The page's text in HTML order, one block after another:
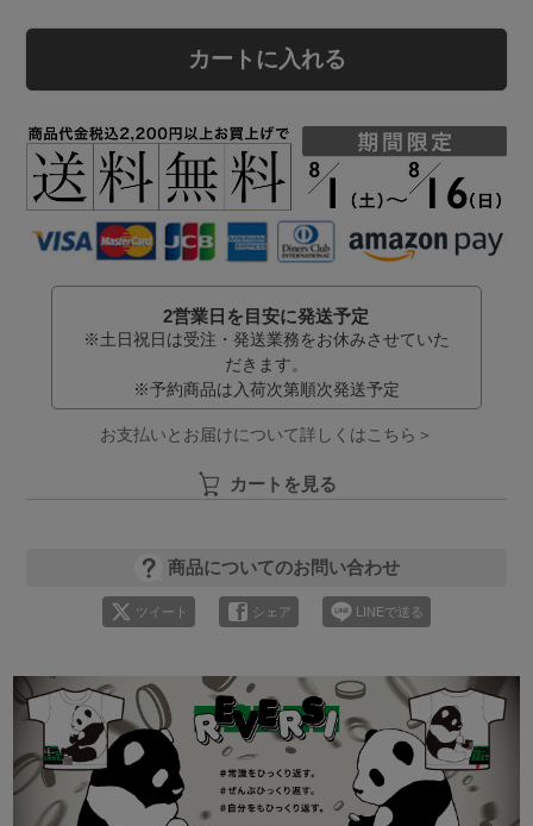
カートに入れる
2営業日を目安に発送予定
※土日祝日は受注・発送業務をお休みさせていた
だきます。
※予約商品は入荷次第順次発送予定
お支払いとお届けについて詳しくはこちら＞
カートを見る
商品についてのお問い合わせ
ツイート シェア LINEで送る